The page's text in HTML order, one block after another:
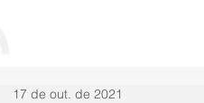
17 de out. de 2021